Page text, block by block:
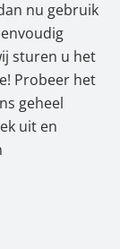
u
bij ons
nu gebruik
sturen u het
Probeer het
geheel
uit en